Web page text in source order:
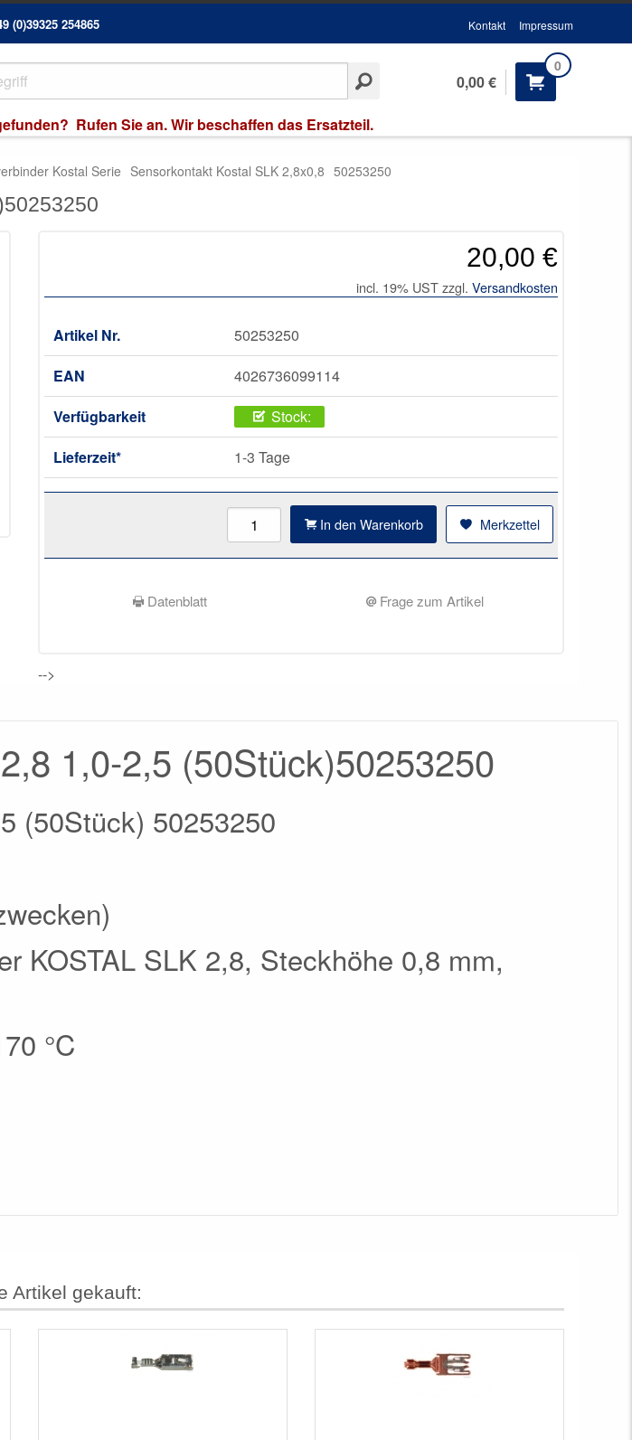
(0)39325 254865 Kontakt Impressum
Rufen Sie an. Wir beschaffen das Ersatzteil.
0
0,00 €
Kostal Serie Sensorkontakt Kostal SLK 2,8x0,8 50253250
20,00 €
incl. 19% UST zzgl. Versandkosten
Artikel Nr.
50253250
EAN
4026736099114
Verfügbarkeit
Stock:
Lieferzeit*
1-3 Tage
Merkzettel
In den Warenkorb
Datenblatt Frage zum Artikel
-->
1,0-2,5 (50Stück)50253250
(50Stück) 50253250
KOSTAL SLK 2,8, Steckhöhe 0,8 mm,
°C
Artikel gekauft: